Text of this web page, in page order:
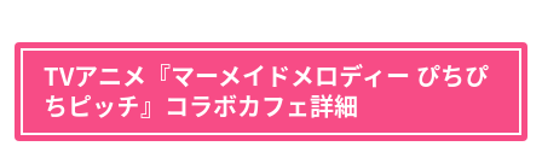
TVアニメ『マーメイドメロディー ぴちぴ
ちピッチ』コラボカフェ詳細